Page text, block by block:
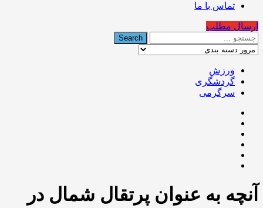
تماس با ما
ارسال مطلب
ورزش
گردشگری
سرگرمی
آنچه به عنوان پرتقال شمال در